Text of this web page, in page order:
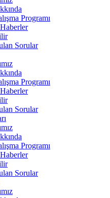
Programı
Sorular
Programı
Sorular
Programı
Sorular